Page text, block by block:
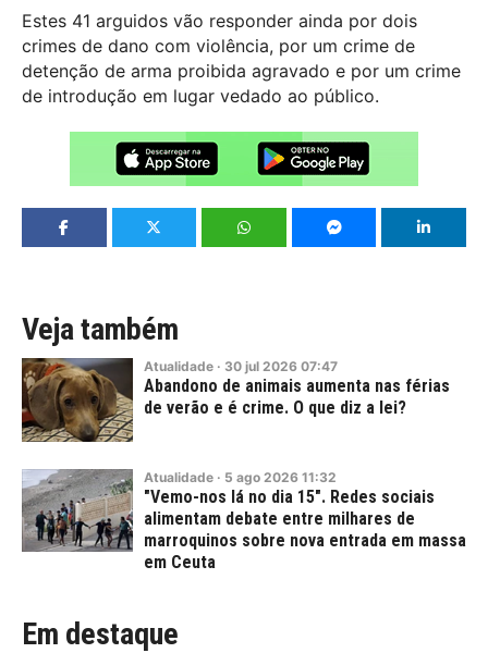
Estes 41 arguidos vão responder ainda por dois
crimes de dano com violência, por um crime de
detenção de arma proibida agravado e por um crime
de introdução em lugar vedado ao público.
Veja também
Atualidade · 30 jul 2026 07:47
Abandono de animais aumenta nas férias
de verão e é crime. O que diz a lei?
Atualidade · 5 ago 2026 11:32
"Vemo-nos lá no dia 15". Redes sociais
alimentam debate entre milhares de
marroquinos sobre nova entrada em massa
em Ceuta
Em destaque